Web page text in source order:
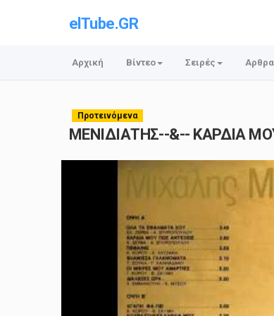
elTube.GR
Αρχική Βίντεο Σειρές Αρθρα
Προτεινόμενα
ΜΕΝΙΔΙΑΤΗΣ--&-- ΚΑΡΔΙΑ